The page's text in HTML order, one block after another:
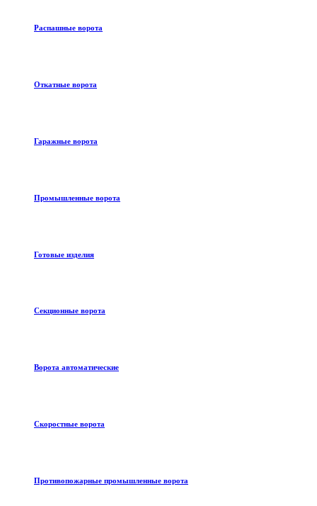
Распашные ворота
Откатные ворота
Гаражные ворота
Промышленные ворота
Готовые изделия
Секционные ворота
Ворота автоматические
Скоростные ворота
Противопожарные промышленные ворота